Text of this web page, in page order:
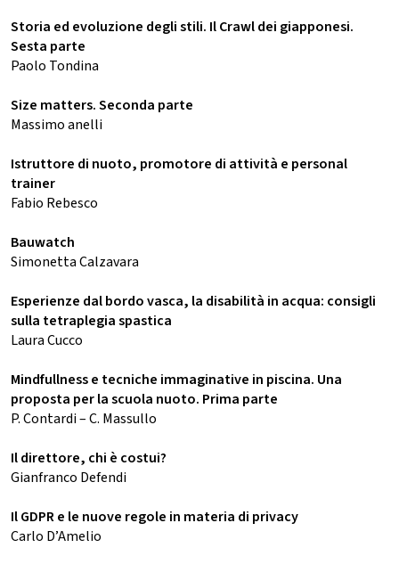
Storia ed evoluzione degli stili. Il Crawl dei giapponesi.
Sesta parte
Paolo Tondina
Size matters. Seconda parte
Massimo anelli
Istruttore di nuoto, promotore di attività e personal
trainer
Fabio Rebesco
Bauwatch
Simonetta Calzavara
Esperienze dal bordo vasca, la disabilità in acqua: consigli
sulla tetraplegia spastica
Laura Cucco
Mindfullness e tecniche immaginative in piscina. Una
proposta per la scuola nuoto. Prima parte
P. Contardi – C. Massullo
Il direttore, chi è costui?
Gianfranco Defendi
Il GDPR e le nuove regole in materia di privacy
Carlo D’Amelio